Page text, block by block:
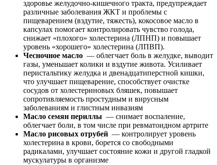
здоровье желудочно-кишечного тракта, предупреждает
различные заболевания ЖКТ и проблемы с
пищеварением (вздутие, тяжесть), кокосовое масло в
капсулах помогает контролировать чувство голода,
снижает «плохого» холестерина (ЛПНП) и повышает
уровень «хорошего» холестерина (ЛПВП).
Чесночное масло — облегчает боль в желудке, выводит
газы, уменьшает колики и вздутие живота. Усиливает
перистальтику желудка и двенадцатиперстной кишки,
что улучшает пищеварение, способствует очистке
сосудов от холестериновых бляшек, повышает
сопротивляемость простудным и вирусным
заболеваниям и глистным инвазиям
Масло семян периллы — снимает воспаление,
облегчает боли, в том числе при ревматоидном артрите
Масло рисовых отрубей — контролирует уровень
холестерина в крови, борется со свободными
радикалами, улучшает состояние кожи и другой гладкой
мускулатуры в организме